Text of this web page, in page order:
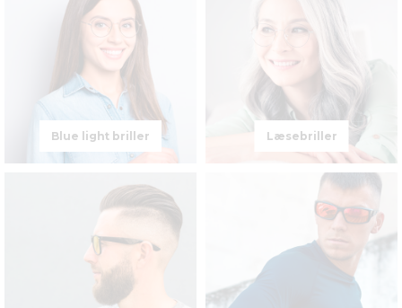
Blue light briller Læsebriller